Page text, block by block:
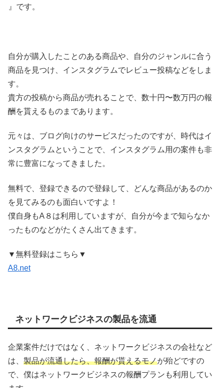
』です。
自分が購入したことのある商品や、自分のジャンルに合う
商品を見つけ、インスタグラムでレビュー投稿などをしま
す。
貴方の投稿から商品が売れることで、数十円〜数万円の報
酬を貰えるものまであります。
元々は、ブログ向けのサービスだったのですが、時代はイ
ンスタグラムということで、インスタグラム用の案件も非
常に豊富になってきました。
無料で、登録できるので登録して、どんな商品があるのか
を見てみるのも面白いですよ！
僕自身もA８は利用していますが、自分が今まで知らなか
ったものなどがたくさん出てきます。
▼無料登録はこちら▼
A8.net
ネットワークビジネスの製品を流通
企業案件だけではなく、ネットワークビジネスの会社など
は、 製品が流通したら、報酬が貰えるモノが殆どですの
で、僕はネットワークビジネスの報酬プランも利用してい